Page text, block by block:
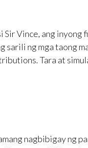
Vince, ang inyong
sarili ng mga taong
Tara at
nagbibigay ng